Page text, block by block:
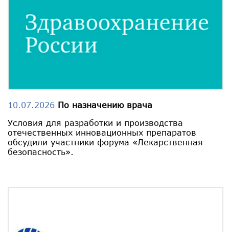
10.07.2026 По назначению врача
Условия для разработки и производства
отечественных инновационных препаратов
обсудили участники форума «Лекарственная
безопасность».